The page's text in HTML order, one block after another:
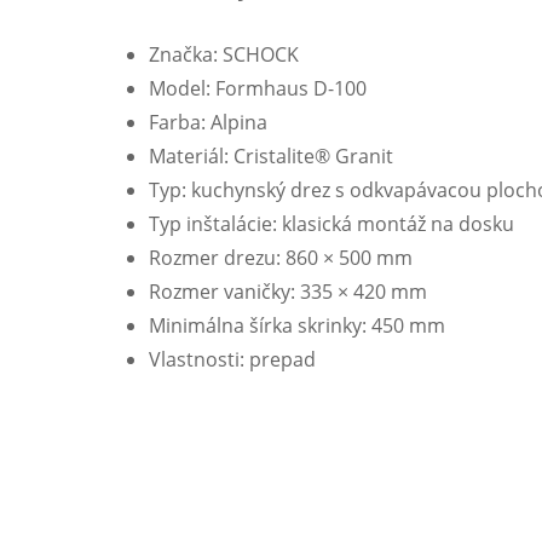
Značka: SCHOCK
Model: Formhaus D-100
Farba: Alpina
Materiál: Cristalite® Granit
Typ: kuchynský drez s odkvapávacou
Typ inštalácie: klasická montáž na dosku
Rozmer drezu: 860 × 500 mm
Rozmer vaničky: 335 × 420 mm
Minimálna šírka skrinky: 450 mm
Vlastnosti: prepad